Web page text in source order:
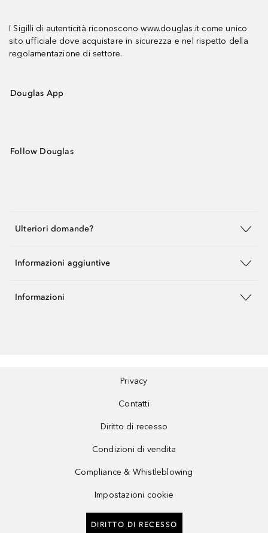
I Sigilli di autenticità riconoscono www.douglas.it come unico
sito ufficiale dove acquistare in sicurezza e nel rispetto della
regolamentazione di settore.
Douglas App
Follow Douglas
Ulteriori domande?
Informazioni aggiuntive
Informazioni
Privacy
Contatti
Diritto di recesso
Condizioni di vendita
Compliance & Whistleblowing
Impostazioni cookie
DIRITTO DI RECESSO